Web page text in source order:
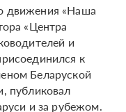
движения «Наша
«Центра
и
к
Беларуской
публиковал
и за рубежом.